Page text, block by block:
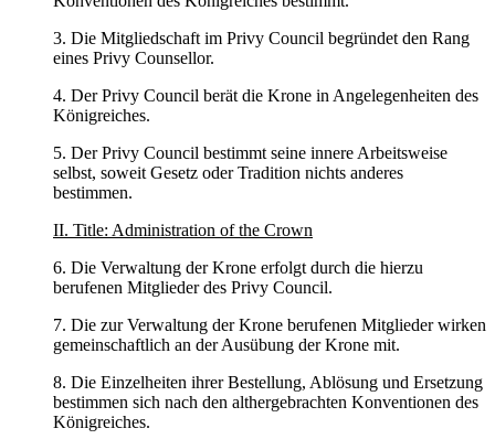
3. Die Mitgliedschaft im Privy Council begründet den Rang
eines Privy Counsellor.
4. Der Privy Council berät die Krone in Angelegenheiten des
Königreiches.
5. Der Privy Council bestimmt seine innere Arbeitsweise
selbst, soweit Gesetz oder Tradition nichts anderes
bestimmen.
II. Title: Administration of the Crown
6. Die Verwaltung der Krone erfolgt durch die hierzu
berufenen Mitglieder des Privy Council.
7. Die zur Verwaltung der Krone berufenen Mitglieder wirken
gemeinschaftlich an der Ausübung der Krone mit.
8. Die Einzelheiten ihrer Bestellung, Ablösung und Ersetzung
bestimmen sich nach den althergebrachten Konventionen des
Königreiches.